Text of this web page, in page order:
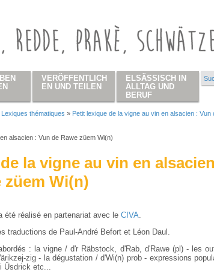
Lexiques thématiques » Petit lexique de la vigne au vin en alsacien : Vun
alsacien : Vun de Rawe züem Wi(n)
la vigne au vin en
züem Wi(n)
été réalisé en partenariat avec le CIVA
traductions de Paul-André Befort et Léon Daul.
: la vigne / d'r Räbstock, d'Rab, d'Rawe (pl) - les
zig - la dégustation / d'Wi(n) prob - expressions
Üsdrick etc...
VERÖFFENTLICH
EN UND TEILEN
ELSÄSSISCH IN
ALLTAG UND
BERUF